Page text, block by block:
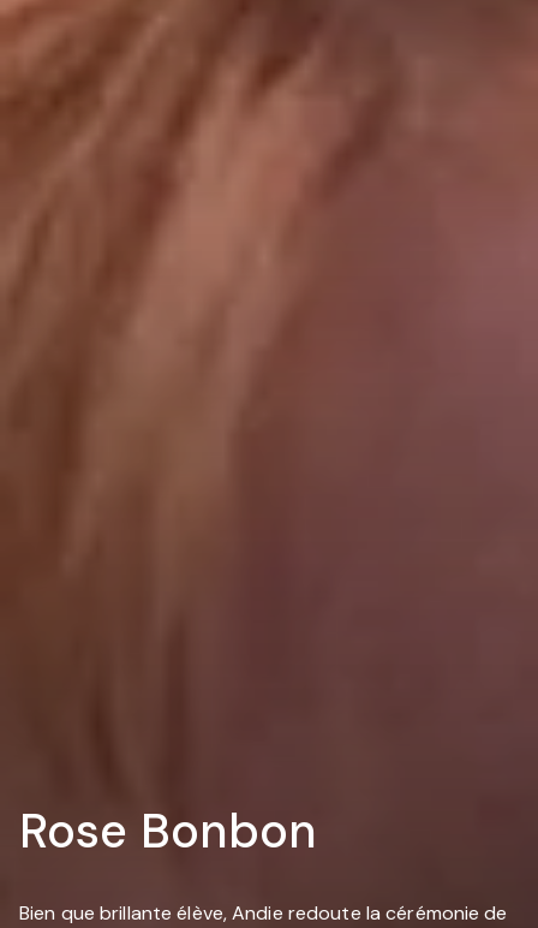
Rose Bonbon
Bien que brillante élève, Andie redoute la cérémonie de